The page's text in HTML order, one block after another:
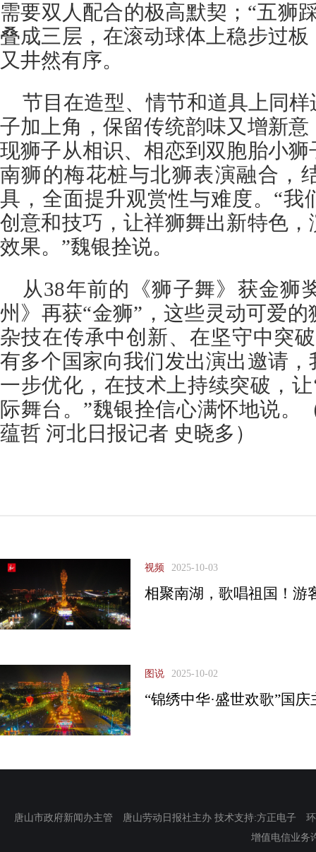
需要双人配合的极高默契；“五狮
叠成三层，在滚动球体上稳步过
又井然有序。
节目在造型、情节和道具上同
子加上角，保留传统韵味又增新
现狮子从相识、相恋到双胞胎小
南狮的梅花桩与北狮表演融合，
具，全面提升观赏性与难度。“我
创意和技巧，让祥狮舞出新特色
效果。”魏银拴说。
从38年前的《狮子舞》获金狮
州》再获“金狮”，这些灵动可爱
杂技在传承中创新、在坚守中突
有多个国家向我们发出演出邀请
一步优化，在技术上持续突破，
际舞台。”魏银拴信心满怀地说。
蕴哲 河北日报记者 史晓多）
视频 2025-10-03
相聚南湖，歌唱祖国！游
图说 2025-10-02
“锦绣中华·盛世欢歌”国
唐山市政府新闻办主管 唐山劳动日报社主办 技术支持:方正电子
增值电信业务